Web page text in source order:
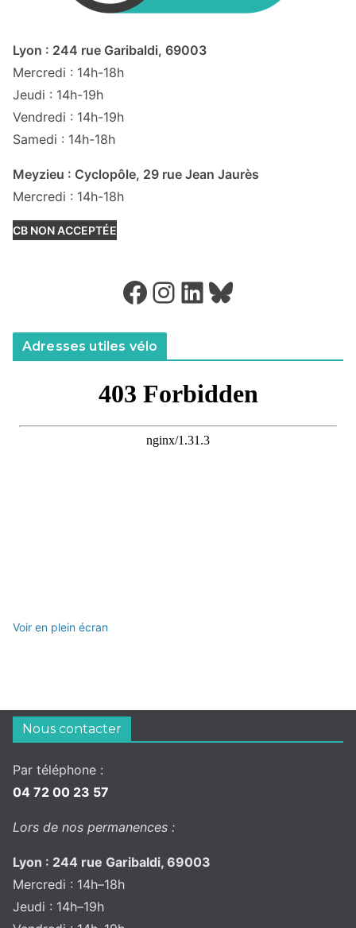
Lyon : 244 rue Garibaldi, 69003
Mercredi : 14h-18h
Jeudi : 14h-19h
Vendredi : 14h-19h
Samedi : 14h-18h
Meyzieu : Cyclopôle, 29 rue Jean Jaurès
Mercredi : 14h-18h
CB NON ACCEPTÉE
Facebook Instagram LinkedIn Bluesky
Adresses utiles vélo
Voir en plein écran
Nous contacter
Par téléphone :
04 72 00 23 57
Lors de nos permanences :
Lyon : 244 rue Garibaldi, 69003
Mercredi : 14h–18h
Jeudi : 14h–19h